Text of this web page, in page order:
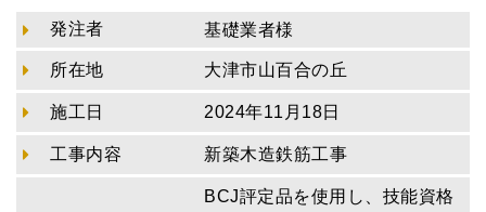
発注者 基礎業者様
所在地 大津市山百合の丘
施工日 2024年11月18日
工事内容 新築木造鉄筋工事
BCJ評定品を使用し、技能資格